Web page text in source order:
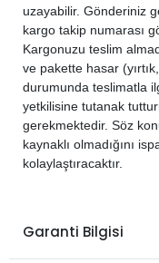
uzayabilir. Gönderiniz
kargo takip numarası
Kargonuzu teslim
ve pakette hasar
durumunda teslimatla
yetkilisine tutanak
gerekmektedir. Söz
kaynaklı olmadığını
kolaylaştıracaktır.
Garanti Bilgisi